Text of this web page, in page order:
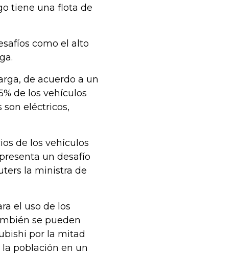
tiene una flota de
como el alto
de acuerdo a un
de los vehículos
son eléctricos,
de los vehículos
un desafío
la ministra de
el uso de los
se pueden
por la mitad
población en un